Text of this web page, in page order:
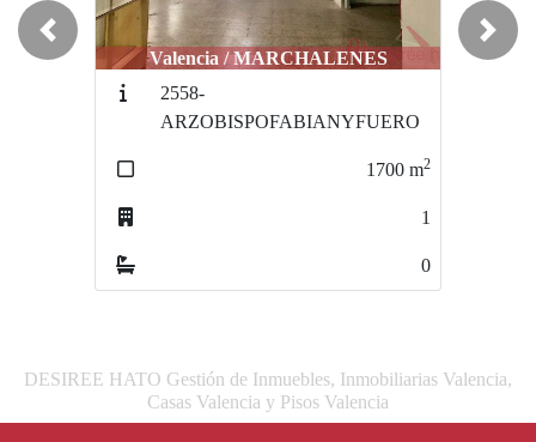
Valencia / MARCHALENES
2558-
ARZOBISPOFABIANYFUERO
2
Valencia / MARCHALENES
ARZOBISPOFABIANYFUERO
1700
Previous Next
DESIREE HATO Gestión de Inmuebles, Inmobiliarias Valencia,
Casas Valencia y Pisos Valencia